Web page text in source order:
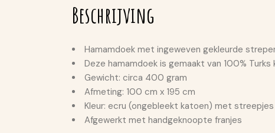
Beschrijving
Hamamdoek met ingeweven gekleurde
Deze hamamdoek is gemaakt van 100% Turks
Gewicht: circa 400 gram
Afmeting: 100 cm x 195 cm
Kleur: ecru (ongebleekt katoen) met
Afgewerkt met handgeknoopte franjes